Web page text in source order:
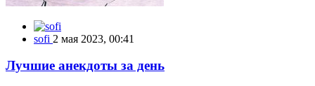
sofi 2 мая 2023, 00:41
Лучшие анекдоты за день